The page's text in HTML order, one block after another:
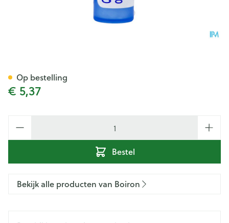
€ 5,37
Bestel
Op bestelling
Bekijk alle producten van Boiron